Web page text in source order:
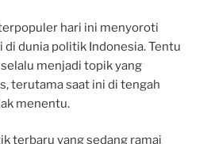
hari ini menyoroti
dunia politik Indonesia. Tentu
menjadi topik yang
terutama saat ini di tengah
menentu.
terbaru yang sedang ramai